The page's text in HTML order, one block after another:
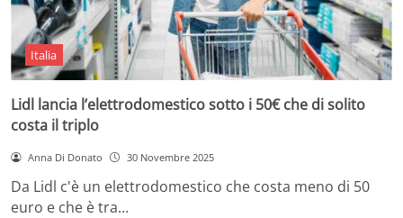
Italia
Lidl lancia l’elettrodomestico sotto i 50€ che di solito
costa il triplo
Anna Di Donato 30 Novembre 2025
Da Lidl c'è un elettrodomestico che costa meno di 50
euro e che è tra…